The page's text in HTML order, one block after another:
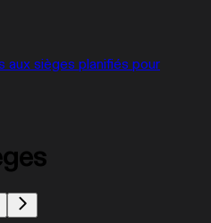
aux sièges planifiés pour